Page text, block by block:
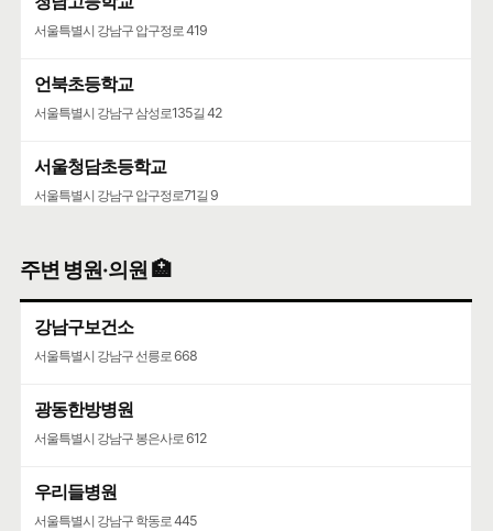
서울특별시 강남구 압구정로 419
언북초등학교
서울특별시 강남구 삼성로135길 42
서울청담초등학교
서울특별시 강남구 압구정로71길 9
서울특별시 강남구 선릉로 742
청담중학교
서울특별시 강남구 압구정로61길 36
주변 병원·의원 🏥
강남구보건소
서울특별시 강남구 선릉로 668
광동한방병원
서울특별시 강남구 봉은사로 612
우리들병원
서울특별시 강남구 학동로 445